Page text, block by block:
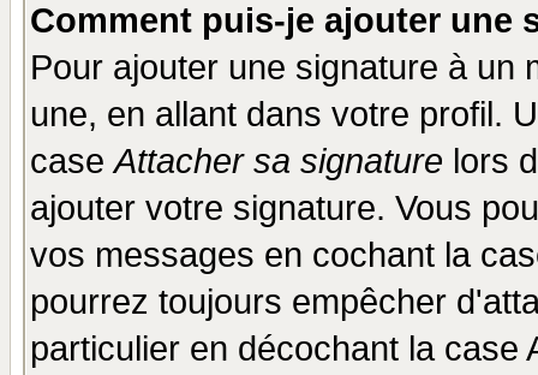
Comment puis-je ajouter une
Pour ajouter une signature à un
une, en allant dans votre profil.
caseAttacher sa signature lors
ajouter votre signature. Vous
vos messages en cochant la
pourrez toujours empêcher
particulier en décochant la